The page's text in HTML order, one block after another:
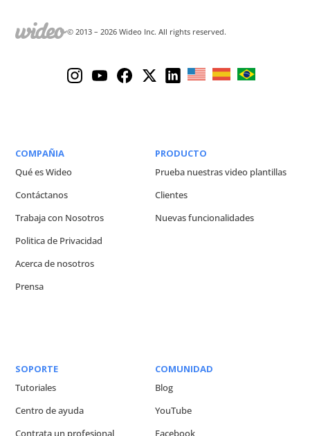
© 2013 –2026 Wideo Inc. All rights reserved.
COMPAÑIA
Qué es Wideo
Contáctanos
Trabaja con Nosotros
Politica de Privacidad
Acerca de nosotros
Prensa
PRODUCTO
Prueba nuestras video plantillas
Clientes
Nuevas funcionalidades
SOPORTE
Tutoriales
Centro de ayuda
Contrata un profesional
COMUNIDAD
Blog
YouTube
Facebook